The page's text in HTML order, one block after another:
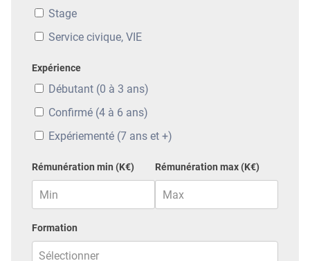
Stage
Service civique, VIE
Expérience
Débutant (0 à 3 ans)
Confirmé (4 à 6 ans)
Expériementé (7 ans et +)
Rémunération min (K€) Rémunération max (K€)
Formation